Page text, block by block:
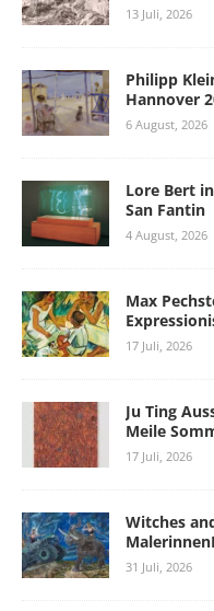
13 Juli, 2026
Philipp
Hannover
6 August, 2026
Lore Bert
San Fantin
4 August, 2026
Max
17 Juli, 2026
Ju Ting
Meile
17 Juli, 2026
Witches
31 Juli, 2026